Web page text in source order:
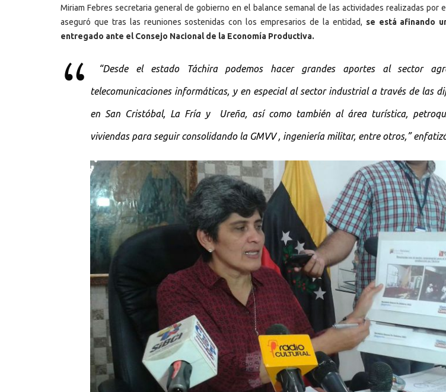
Miriam Febres secretaria general de gobierno en el balance semanal de las actividades realizadas por
aseguró que tras las reuniones sostenidas con los empresarios de la entidad, se está afinando
entregado ante el Consejo Nacional de la Economía Productiva.
“Desde el estado Táchira podemos hacer grandes aportes al sector
telecomunicaciones informáticas, y en especial al sector industrial a través de las
en San Cristóbal, La Fría y Ureña, así como también al área turística,
viviendas para seguir consolidando la GMVV , ingeniería militar, entre otros,”